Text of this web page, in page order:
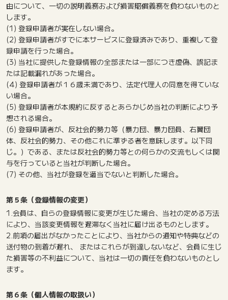
由について、一切の説明義務および損害賠償義務を負わないものと
します。
(1) 登録申請者が実在しない場合。
(2) 登録申請者がすでに本サービスに登録済みであり、重複して登
録申請を行った場合。
(3) 当社に提供した登録情報の全部または一部につき虚偽、誤記ま
たは記載漏れがあった場合。
(4) 登録申請者が１６歳未満であり、法定代理人の同意を得ていな
い場合。
(5) 登録申請者が本規約に反するとあらかじめ当社の判断により予
想される場合。
(6) 登録申請者が、反社会的勢力等（暴力団、暴力団員、右翼団
体、反社会的勢力、その他これに準ずる者を意味します。以下同
じ。）である、または反社会的勢力等との何らかの交流もしくは関
与を行っていると当社が判断した場合。
(7) その他、当社が登録を適当でないと判断した場合。
第５条（登録情報の変更）
1.会員は、自らの登録情報に変更が生じた場合、当社の定める方法
により、当該変更情報を遅滞なく当社に届け出るものとします。
2.前項の届出がなかったことにより、当社からの通知や特典などの
送付物の到着が遅れ、 またはこれらが到達しないなど、会員に生じ
た損害等の不利益について、当社は一切の責任を負わないものとし
ます。
第６条（個人情報の取扱い）